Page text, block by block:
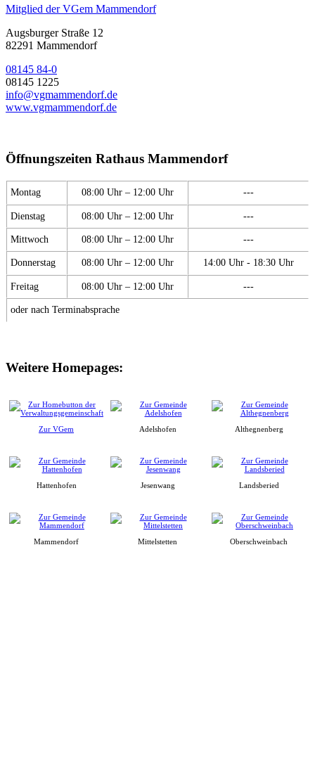
Mitglied der VGem Mammendorf
Augsburger Straße 12
82291 Mammendorf
08145 84-0
08145 1225
info@vgmammendorf.de
www.vgmammendorf.de
Öffnungszeiten Rathaus Mammendorf
Montag 08:00 Uhr – 12:00 Uhr ---
Dienstag 08:00 Uhr – 12:00 Uhr ---
Mittwoch 08:00 Uhr – 12:00 Uhr ---
Donnerstag 08:00 Uhr – 12:00 Uhr 14:00 Uhr - 18:30 Uhr
Freitag 08:00 Uhr – 12:00 Uhr ---
oder nach Terminabsprache
Weitere Homepages:
Zur VGem Adelshofen Althegnenberg
Hattenhofen Jesenwang Landsberied
Mammendorf Mittelstetten Oberschweinbach